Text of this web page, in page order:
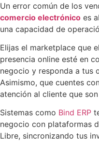
Un error común de los
comercio electrónico es
una capacidad de
Elijas el marketplace que
presencia online esté en
negocio y responda a tus
Asimismo, que cuentes
atención al cliente que
Sistemas como Bind ERP
negocio con plataformas
Libre, sincronizando tus